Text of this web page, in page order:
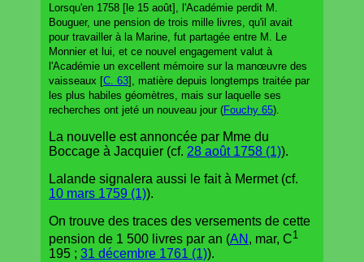
Lorsqu'en 1758 [le 15 août], l'Académie perdit M.
Bouguer, une pension de trois mille livres, qu'il avait
pour travailler à la Marine, fut partagée entre M. Le
Monnier et lui, et ce nouvel engagement valut à
l'Académie un excellent mémoire sur la manœuvre des
vaisseaux [C. 63], matière depuis longtemps traitée par
les plus habiles géomètres, mais sur laquelle ses
recherches ont jeté un nouveau jour (Fouchy 65).
La nouvelle est annoncée par Mme du
Boccage à Jacquier (cf. 28 août 1758 (1)).
Lalande signalera aussi le fait à Mermet (cf.
10 mars 1759 (1)).
On trouve des traces des versements de cette
pension de 1 500 livres par an (AN , mar, C1
195 ; 31 décembre 1761 (1)).